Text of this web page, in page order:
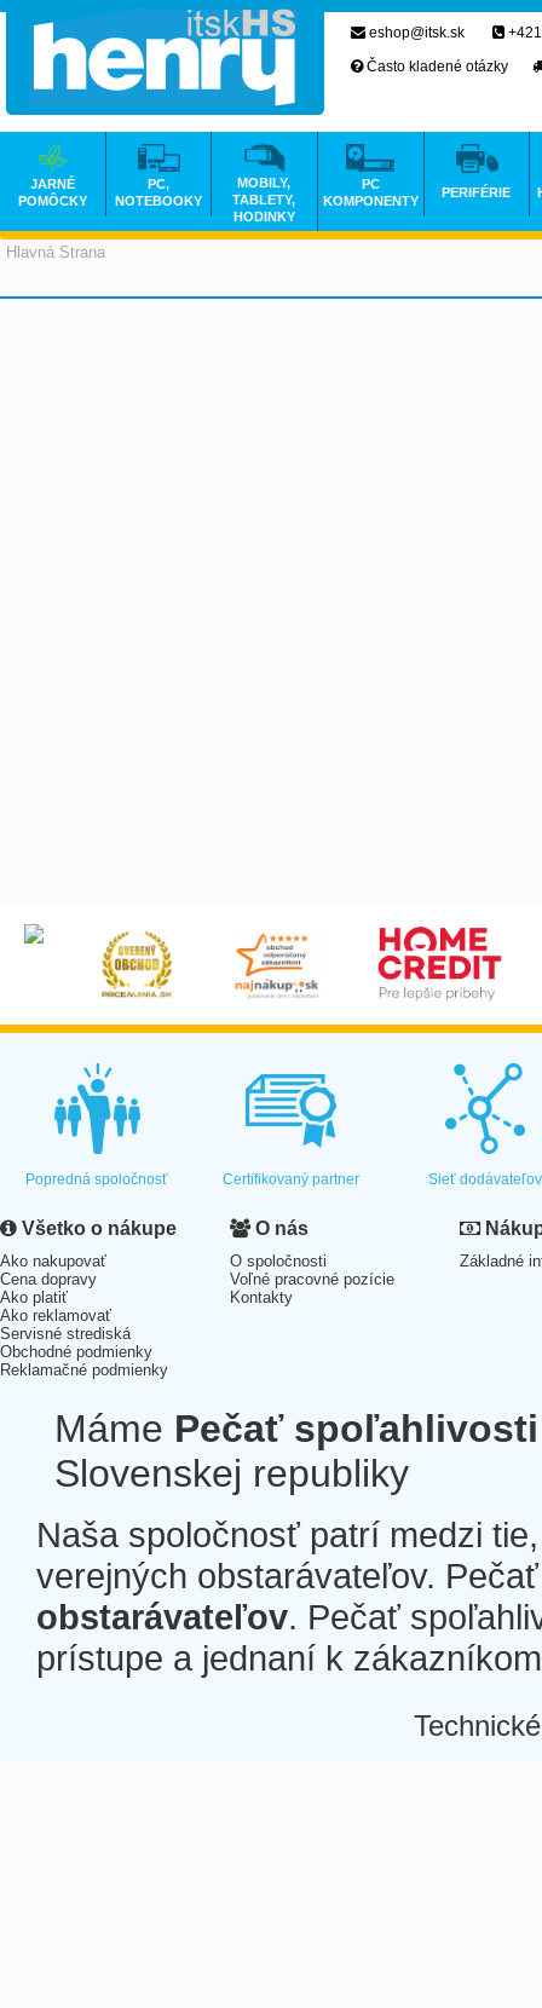
Hlavná Strana
eshop@itsk.sk
Často kladené otázky
JARNÉ
POMÔCKY
PC,
NOTEBOOKY
MOBILY,
TABLETY,
HODINKY
PC
KOMPONENTY
PERIFÉRIE
Popredná spoločnosť Certifikovaný partner Sieť dodávateľov
Všetko o nákupe
Ako nakupovať
Cena dopravy
Ako platiť
Ako reklamovať
Servisné strediská
Obchodné podmienky
Reklamačné podmienky
O nás
O spoločnosti
Voľné pracovné pozície
Kontakty
Základné
Máme Pečať spoľahlivosti
Slovenskej republiky
Naša spoločnosť patrí medzi
verejných obstarávateľov.
obstarávateľov. Pečať
prístupe a jednaní k